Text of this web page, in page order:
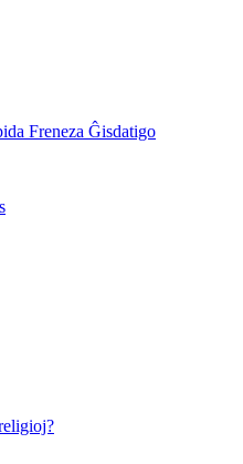
Freneza Ĝisdatigo